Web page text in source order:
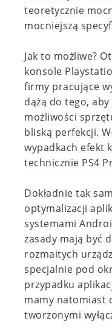
teoretycznie
mocniejszą
Jak to możliwe?
konsole
firmy pracujące
dążą do tego,
możliwości
bliską perfekcji.
wypadkach efekt
technicznie PS4
Dokładnie tak
optymalizacji
systemami
zasady mają być
rozmaitych
specjalnie pod
przypadku
mamy natomiast
tworzonymi